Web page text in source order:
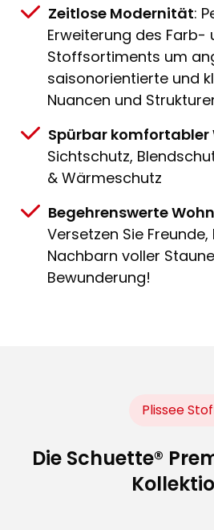
Zeitlose Modernität:
Erweiterung des Farb-
Stoffsortiments um
saisonorientierte und
Nuancen und
Spürbar komfortabler
Sichtschutz,
& Wärmeschutz
Begehrenswerte
Versetzen Sie
Nachbarn voller
Bewunderung!
Plissee
Die Schuette®